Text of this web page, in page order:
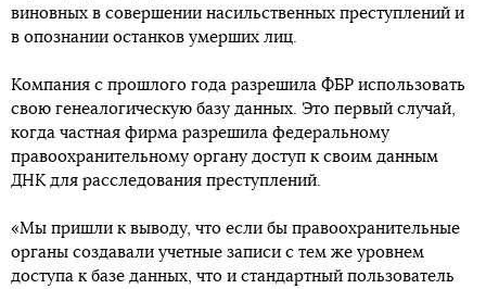
виновных в совершении насильственных преступлений и
в опознании останков умерших лиц.
Компания с прошлого года разрешила ФБР использовать
свою генеалогическую базу данных. Это первый случай,
когда частная фирма разрешила федеральному
правоохранительному органу доступ к своим данным
ДНК для расследования преступлений.
«Мы пришли к выводу, что если бы правоохранительные
органы создавали учетные записи с тем же уровнем
доступа к базе данных, что и стандартный пользователь